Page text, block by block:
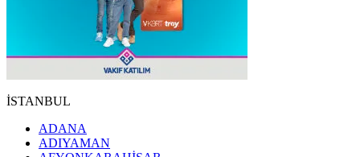
İSTANBUL
ADANA
ADIYAMAN